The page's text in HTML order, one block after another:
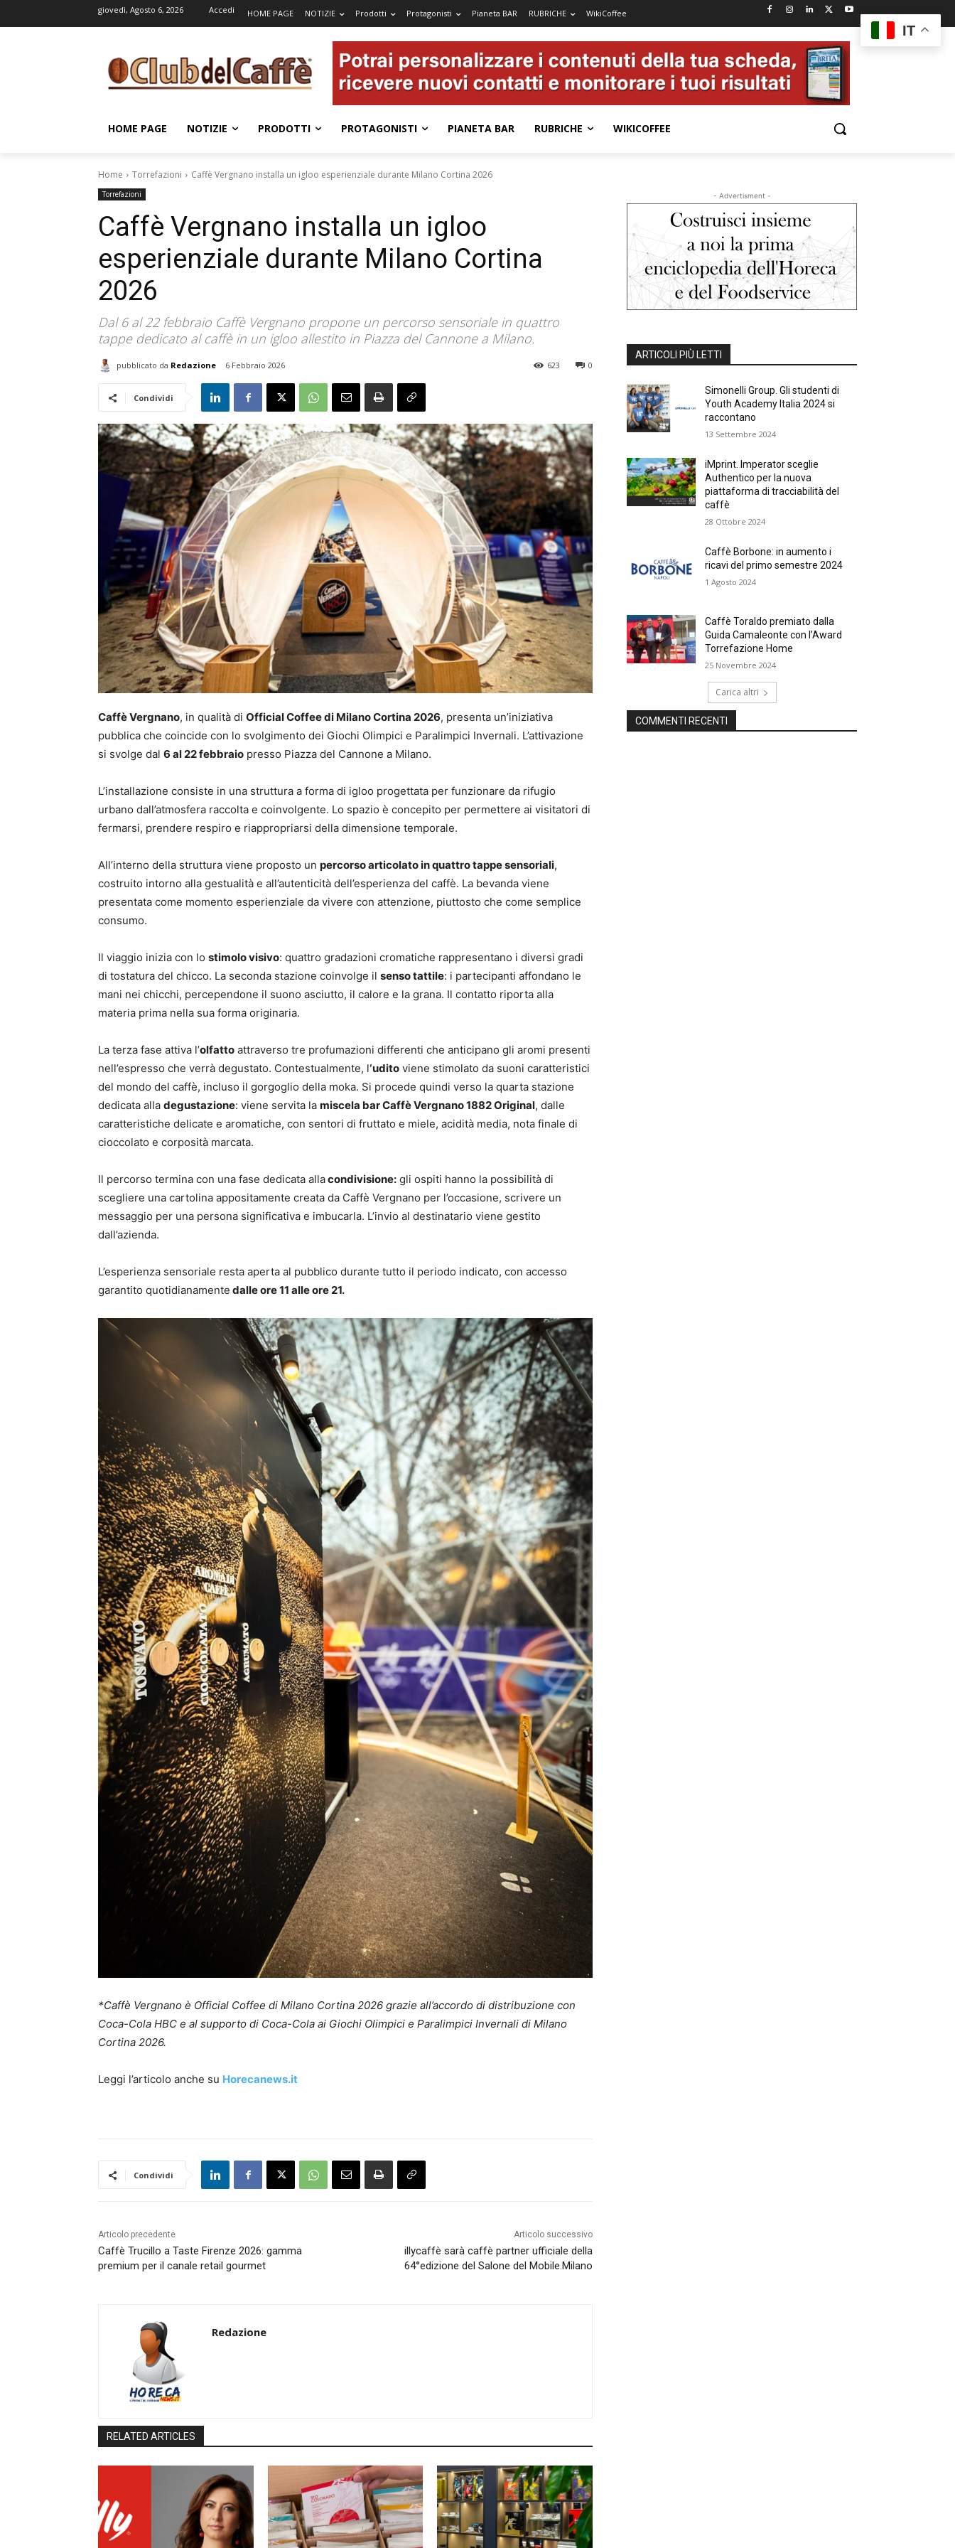
giovedì, Agosto 6, 2026 Accedi HOME PAGE NOTIZIE Prodotti Protagonisti Pianeta BAR RUBRICHE WikiCoffee
HOME PAGE NOTIZIE PRODOTTI PROTAGONISTI PIANETA BAR RUBRICHE WIKICOFFEE
Home Torrefazioni Caffè Vergnano installa un igloo esperienziale durante Milano Cortina 2026
Torrefazioni
Caffè Vergnano installa un igloo
esperienziale durante Milano Cortina
2026
Dal 6 al 22 febbraio Caffè Vergnano propone un percorso sensoriale in quattro
tappe dedicato al caffè in un igloo allestito in Piazza del Cannone a Milano.
pubblicato da Redazione 6 Febbraio 2026 0
623
Condividi
Caffè Vergnano, in qualità di Official Coffee di Milano Cortina 2026, presenta un’iniziativa
pubblica che coincide con lo svolgimento dei Giochi Olimpici e Paralimpici Invernali. L’attivazione
si svolge dal 6 al 22 febbraio presso Piazza del Cannone a Milano.
L’installazione consiste in una struttura a forma di igloo progettata per funzionare da rifugio
urbano dall’atmosfera raccolta e coinvolgente. Lo spazio è concepito per permettere ai visitatori di
fermarsi, prendere respiro e riappropriarsi della dimensione temporale.
All’interno della struttura viene proposto un percorso articolato in quattro tappe sensoriali,
costruito intorno alla gestualità e all’autenticità dell’esperienza del caffè. La bevanda viene
presentata come momento esperienziale da vivere con attenzione, piuttosto che come semplice
consumo.
Il viaggio inizia con lo stimolo visivo: quattro gradazioni cromatiche rappresentano i diversi gradi
di tostatura del chicco. La seconda stazione coinvolge il senso tattile: i partecipanti affondano le
mani nei chicchi, percependone il suono asciutto, il calore e la grana. Il contatto riporta alla
materia prima nella sua forma originaria.
La terza fase attiva l’olfatto attraverso tre profumazioni differenti che anticipano gli aromi presenti
nell’espresso che verrà degustato. Contestualmente, l‘udito viene stimolato da suoni caratteristici
del mondo del caffè, incluso il gorgoglio della moka. Si procede quindi verso la quarta stazione
dedicata alla degustazione: viene servita la miscela bar Caffè Vergnano 1882 Original, dalle
caratteristiche delicate e aromatiche, con sentori di fruttato e miele, acidità media, nota finale di
cioccolato e corposità marcata.
Il percorso termina con una fase dedicata allacondivisione: gli ospiti hanno la possibilità di
scegliere una cartolina appositamente creata da Caffè Vergnano per l’occasione, scrivere un
messaggio per una persona significativa e imbucarla. L’invio al destinatario viene gestito
dall’azienda.
L’esperienza sensoriale resta aperta al pubblico durante tutto il periodo indicato, con accesso
garantito quotidianamente dalle ore 11 alle ore 21.
*Caffè Vergnano è Official Coffee di Milano Cortina 2026 grazie all’accordo di distribuzione con
Coca-Cola HBC e al supporto di Coca-Cola ai Giochi Olimpici e Paralimpici Invernali di Milano
Cortina 2026.
Leggi l’articolo anche su Horecanews.it
Condividi
Articolo precedente
Caffè Trucillo a Taste Firenze 2026: gamma
premium per il canale retail gourmet
Articolo successivo
illycaffè sarà caffè partner ufficiale della
64°edizione del Salone del Mobile.Milano
Redazione
RELATED ARTICLES
- Advertisment -
ARTICOLI PIÙ LETTI
Simonelli Group. Gli studenti di
Youth Academy Italia 2024 si
raccontano
13 Settembre 2024
iMprint. Imperator sceglie
Authentico per la nuova
piattaforma di tracciabilità del
caffè
28 Ottobre 2024
Caffè Borbone: in aumento i
ricavi del primo semestre 2024
1 Agosto 2024
Caffè Toraldo premiato dalla
Guida Camaleonte con l’Award
Torrefazione Home
25 Novembre 2024
Carica altri
COMMENTI RECENTI
IT